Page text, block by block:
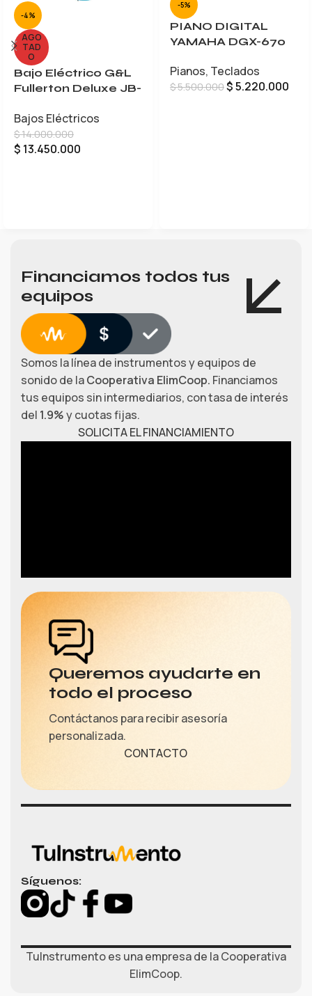
-4%
AGO
TAD
O
Bajo Eléctrico G&L
Fullerton Deluxe JB-
Bajos Eléctricos
$14.000.000
$ 13.450.000
-5%
PIANO DIGITAL
YAMAHA DGX-670
Pianos, Teclados
$5.500.000$5.220.000
Financiamos todos tus
equipos
Somos la línea de instrumentos y equipos de
sonido de laCooperativa ElimCoop. Financiamos
tus equipos sin intermediarios, con tasa de interés
del 1.9%y cuotas fijas.
SOLICITA EL FINANCIAMIENTO
Queremos ayudarte en
todo el proceso
Contáctanos para recibir asesoría
personalizada.
CONTACTO
Síguenos:
TuInstrumento es una empresa de la Cooperativa
ElimCoop.